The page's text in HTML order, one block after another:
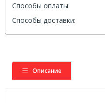
Способы оплаты:
Способы доставки:
Описание